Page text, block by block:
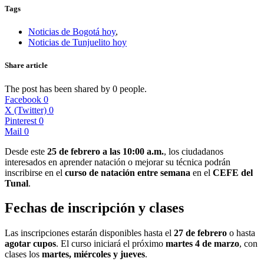
Tags
Noticias de Bogotá hoy,
Noticias de Tunjuelito hoy
Share article
The post has been shared by 0 people.
Facebook 0
X (Twitter) 0
Pinterest 0
Mail 0
Desde este 25 de febrero a las 10:00 a.m., los ciudadanos
interesados en aprender natación o mejorar su técnica podrán
inscribirse en el curso de natación entre semana en el CEFE del
Tunal.
Fechas de inscripción y clases
Las inscripciones estarán disponibles hasta el 27 de febrero o hasta
agotar cupos. El curso iniciará el próximo martes 4 de marzo, con
clases los martes, miércoles y jueves.